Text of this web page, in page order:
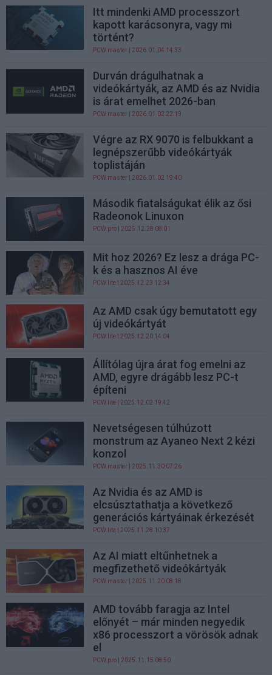
Itt mindenki AMD processzort
kapott karácsonyra, vagy mi
történt?
PCW.master | 2026.01.04 14:33
Durván drágulhatnak a
videókártyák, az AMD és az Nvidia
is árat emelhet 2026-ban
PCW.master | 2026.01.02 22:19
Végre az RX 9070 is felbukkant a
legnépszerűbb videókártyák
toplistáján
PCW.master | 2026.01.02 19:40
Második fiatalságukat élik az ősi
Radeonok Linuxon
PCW.pro | 2025.12.28 08:01
Mit hoz 2026? Ez lesz a drága PC-
k és a hasznos AI éve
PCW.lite | 2025.12.23 12:34
Az AMD csak úgy bemutatott egy
új videókártyát
PCW.lite | 2025.12.20 14:04
Állítólag újra árat fog emelni az
AMD, egyre drágább lesz PC-t
építeni
PCW.lite | 2025.12.02 19:42
Nevetségesen túlhúzott
monstrum az Ayaneo Next 2 kézi
konzol
PCW.master | 2025.11.30 07:26
Az Nvidia és az AMD is
elcsúsztathatja a következő
generációs kártyáinak érkezését
PCW.lite | 2025.11.28 10:37
Az AI miatt eltűnhetnek a
megfizethető videókártyák
PCW.master | 2025.11.20 08:18
AMD tovább faragja az Intel
előnyét – már minden negyedik
x86 processzort a vörösök adnak
el
PCW.pro | 2025.11.15 08:50